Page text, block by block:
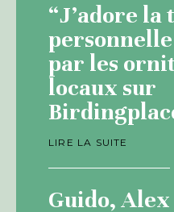
“J’adore la
par les
locaux sur
LIRE LA SUITE
Guido,